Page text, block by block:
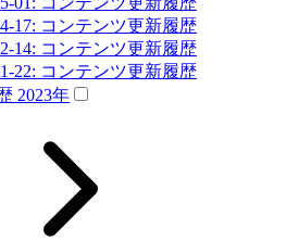
17: コンテンツ更新履歴
14: コンテンツ更新履歴
22: コンテンツ更新履歴
2023年